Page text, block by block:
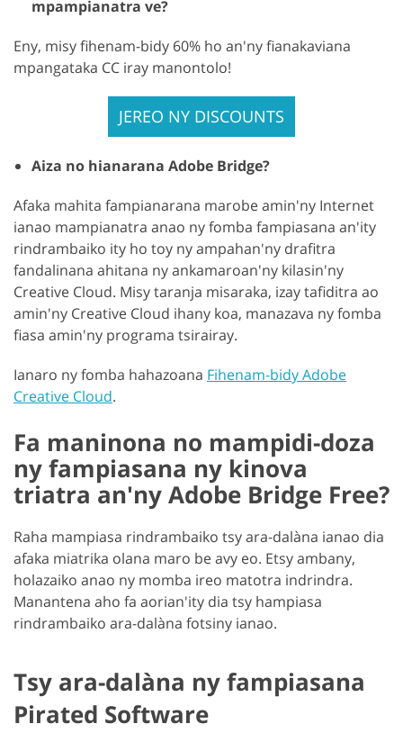
mpampianatra ve?
Eny, misy fihenam-bidy 60% ho an'ny fianakaviana
mpangataka CC iray manontolo!
JEREO NY DISCOUNTS
Aiza no hianarana Adobe Bridge?
Afaka mahita fampianarana marobe amin'ny Internet
ianao mampianatra anao ny fomba fampiasana an'ity
rindrambaiko ity ho toy ny ampahan'ny drafitra
fandalinana ahitana ny ankamaroan'ny kilasin'ny
Creative Cloud. Misy taranja misaraka, izay tafiditra ao
amin'ny Creative Cloud ihany koa, manazava ny fomba
fiasa amin'ny programa tsirairay.
Ianaro ny fomba hahazoana Fihenam-bidy Adobe
Creative Cloud.
Fa maninona no mampidi-doza
ny fampiasana ny kinova
triatra an'ny Adobe Bridge Free?
Raha mampiasa rindrambaiko tsy ara-dalàna ianao dia
afaka miatrika olana maro be avy eo. Etsy ambany,
holazaiko anao ny momba ireo matotra indrindra.
Manantena aho fa aorian'ity dia tsy hampiasa
rindrambaiko ara-dalàna fotsiny ianao.
Tsy ara-dalàna ny fampiasana
Pirated Software